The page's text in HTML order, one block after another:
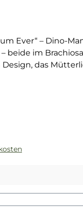
Ever“ – Dino-
beide im
das
Blick auf unsere